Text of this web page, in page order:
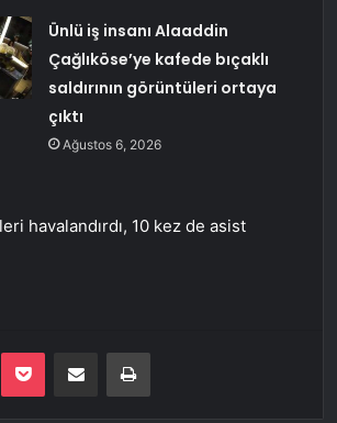
Ünlü iş insanı Alaaddin
Çağlıköse’ye kafede bıçaklı
saldırının görüntüleri ortaya
çıktı
Ağustos 6, 2026
havalandırdı, 10 kez de asist
Pocket E-Posta ile paylaş Yazdır